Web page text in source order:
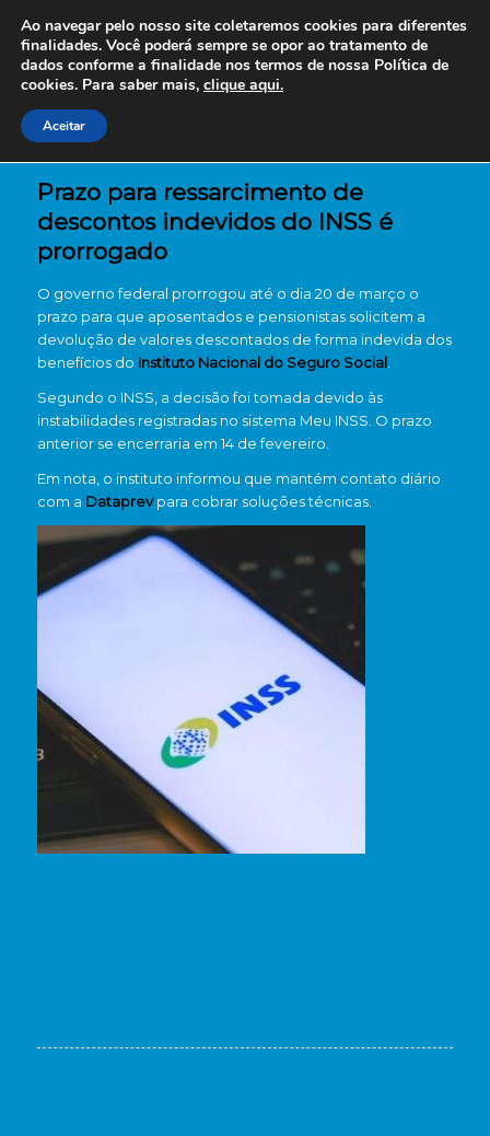
Prazo para ressarcimento de
descontos indevidos do INSS é
prorrogado
O governo federal prorrogou até o dia 20 de março o
prazo para que aposentados e pensionistas solicitem a
devolução de valores descontados de forma indevida dos
benefícios do Instituto Nacional do Seguro Social.
Segundo o INSS, a decisão foi tomada devido às
instabilidades registradas no sistema Meu INSS. O prazo
anterior se encerraria em 14 de fevereiro.
Em nota, o instituto informou que mantém contato diário
com a Dataprevpara cobrar soluções técnicas.
Ao navegar pelo nosso site coletaremos cookies para diferentes
finalidades. Você poderá sempre se opor ao tratamento de
dados conforme a finalidade nos termos de nossa Política de
cookies. Para saber mais, clique aqui.
Aceitar